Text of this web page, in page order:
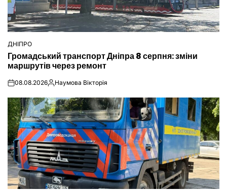
ОПУБЛІКУВАТИ
ДНІПРО
Громадський транспорт Дніпра 8 серпня: зміни
маршрутів через ремонт
on08.08.2026Опубліковано
Наумова Вікторія